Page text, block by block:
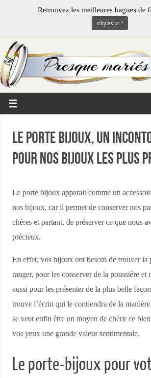
Le porte bijoux, un
pour nos bijoux les plus
Le porte bijoux apparait comme un
nos bijoux, car il permet de conserver nos
chères et partant, de préserver ce que nous
précieux.
En effet, vos bijoux ont besoin de trouver la
ranger, pour les conserver de la poussière et
aussi pour les présenter de la plus belle
trouve l’écrin qui le contiendra de la
se veut enfin être un moyen de chérir ce
vos yeux une grande valeur sentimentale.
Le porte-bijoux pour
Retrouvez les meilleures bagues de
cliquez ici !